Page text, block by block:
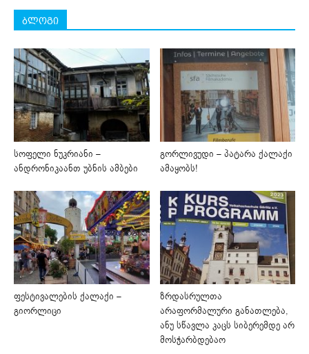
ბლოგი
სოფელი ნუკრიანი –
ანდრონიკაანთ უბნის ამბები
გორლივუდი – პატარა ქალაქი
ამაყობს!
ფესტივალების ქალაქი –
გიორლიცი
ზრდასრულთა
არაფორმალური განათლება,
ანუ სწავლა კაცს სიბერემდე არ
მოსჭარბდებაო